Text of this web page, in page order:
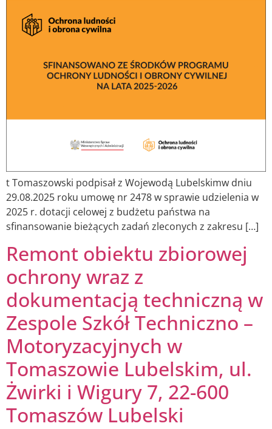
t Tomaszowski podpisał z Wojewodą Lubelskimw dniu
29.08.2025 roku umowę nr 2478 w sprawie udzielenia w
2025 r. dotacji celowej z budżetu państwa na
sfinansowanie bieżących zadań zleconych z zakresu […]
Remont obiektu zbiorowej
ochrony wraz z
dokumentacją techniczną w
Zespole Szkół Techniczno –
Motoryzacyjnych w
Tomaszowie Lubelskim, ul.
Żwirki i Wigury 7, 22-600
Tomaszów Lubelski